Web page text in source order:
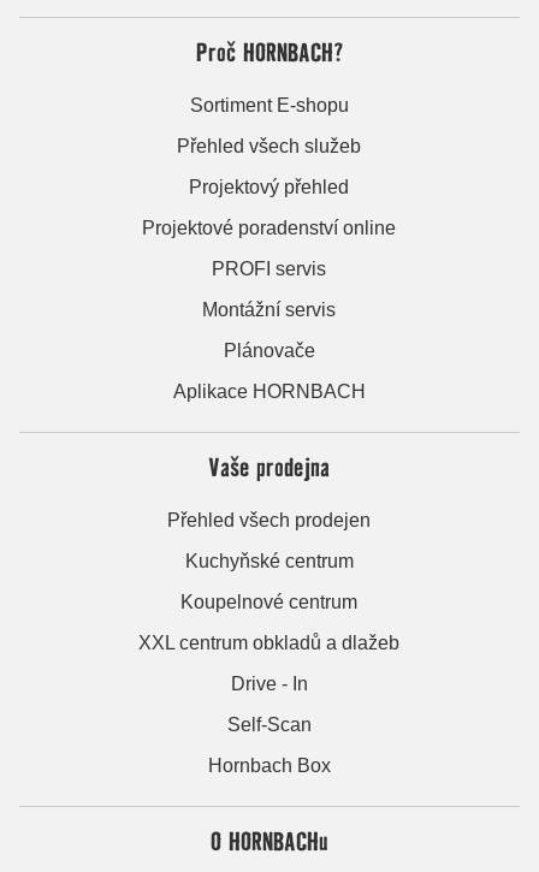
Proč HORNBACH?
Sortiment E-shopu
Přehled všech služeb
Projektový přehled
Projektové poradenství online
PROFI servis
Montážní servis
Plánovače
Aplikace HORNBACH
Vaše prodejna
Přehled všech prodejen
Kuchyňské centrum
Koupelnové centrum
XXL centrum obkladů a dlažeb
Drive - In
Self-Scan
Hornbach Box
O HORNBACHu